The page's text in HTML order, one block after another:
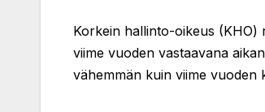
Korkein hallinto-oikeus (KHO)
viime vuoden vastaavana
vähemmän kuin viime vuoden